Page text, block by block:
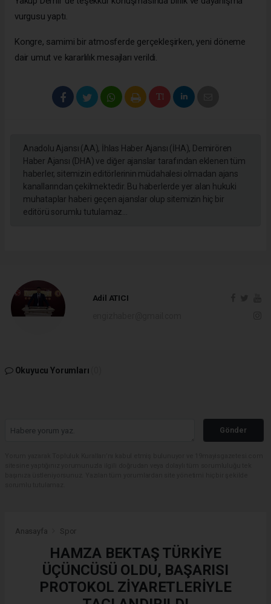
vurgusu yaptı.
Kongre, samimi bir atmosferde gerçekleşirken, yeni döneme
dair umut ve kararlılık mesajları verildi.
Anadolu Ajansı (AA), İhlas Haber Ajansı (İHA), Demirören
Haber Ajansı (DHA) ve diğer ajanslar tarafından eklenen tüm
haberler, sitemizin editörlerinin müdahalesi olmadan ajans
kanallarından çekilmektedir. Bu haberlerde yer alan hukuki
muhataplar haberi geçen ajanslar olup sitemizin hiç bir
editörü sorumlu tutulamaz...
Adil ATICI
Okuyucu Yorumları
Gönder
Anasayfa Spor
HAMZA BEKTAŞ TÜRKİYE
ÜÇÜNCÜSÜ OLDU, BAŞARISI
PROTOKOL ZİYARETLERİYLE